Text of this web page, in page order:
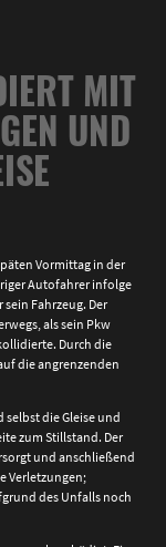
MIT
UND
Vormittag in der
Autofahrer infolge
Fahrzeug. Der
als sein Pkw
Durch die
die angrenzenden
die Gleise und
zum Stillstand. Der
und anschließend
Verletzungen;
des Unfalls noch